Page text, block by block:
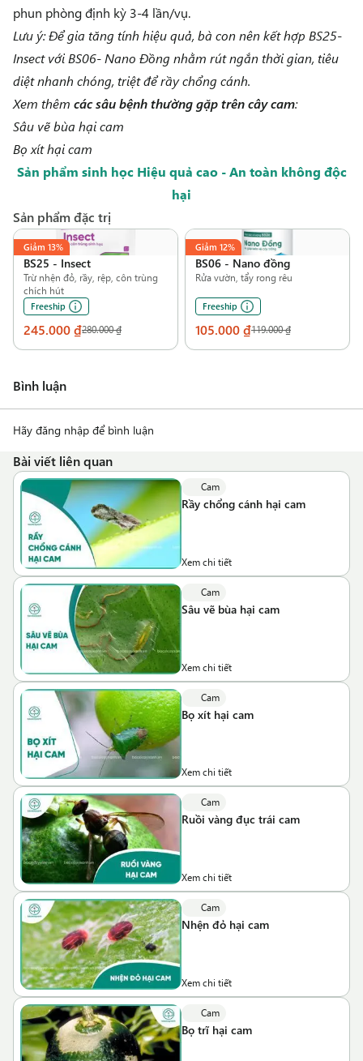
phun phòng định kỳ 3-4 lần/vụ.
Lưu ý: Để gia tăng tính hiệu quả, bà con nên kết hợp BS25-
InsectvớiBS06- Nano Đồng nhằm rút ngắn thời gian, tiêu
diệt nhanh chóng, triệt để rầy chổng cánh.
Xem thêm các sâu bệnh thường gặp trên cây cam:
Sâu vẽ bùa hại cam
Bọ xít hại cam
Sản phẩm sinh học Hiệu quả cao - An toàn không độc
hại
Sản phẩm đặc trị
Giảm 13%
BS25 - Insect
Trừ nhện đỏ, rầy, rệp, côn trùng
chích hút
Freeship
245.000 ₫280.000 ₫
Giảm 12%
BS06 - Nano đồng
Rửa vườn, tẩy rong rêu
Freeship
105.000 ₫119.000 ₫
Bình luận
Hãy đăng nhập để bình luận
Bài viết liên quan
Cam
Rầy chổng cánh hại cam
Xem chi tiết
Cam
Sâu vẽ bùa hại cam
Xem chi tiết
Cam
Bọ xít hại cam
Xem chi tiết
Cam
Ruồi vàng đục trái cam
Xem chi tiết
Cam
Nhện đỏ hại cam
Xem chi tiết
Cam
Bọ trĩ hại cam